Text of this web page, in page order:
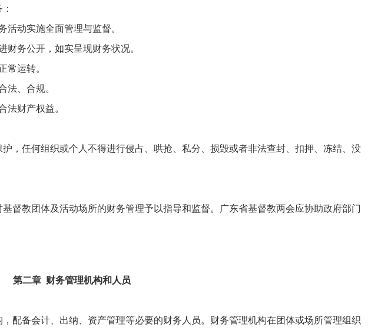
活动实施全面管理与监督。
财务公开，如实呈现财务状况。
常运转。
法、合规。
法财产权益。
，任何组织或个人不得进行侵占、哄抢、私分、损毁或者非法查封、扣押、冻结、没
督教团体及活动场所的财务管理予以指导和监督。广东省基督教两会应协助政府部门
第二章 财务管理机构和人员
配备会计、出纳、资产管理等必要的财务人员。财务管理机构在团体或场所管理组织